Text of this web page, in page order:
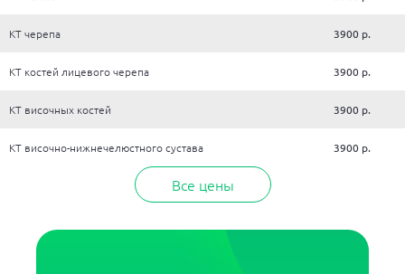
КТ черепа 3900 р.
КТ костей лицевого черепа 3900 р.
КТ височных костей 3900 р.
КТ височно-нижнечелюстного сустава 3900 р.
Все цены